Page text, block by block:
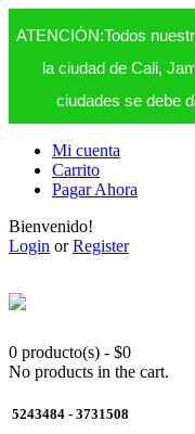
ATENCIÓN:Todos
la ciudad de Cali,
ciudades se debe
Mi cuenta
Carrito
Pagar Ahora
Bienvenido!
Login orRegister
0 producto(s) - $0
No products in the cart.
5243484 - 3731508